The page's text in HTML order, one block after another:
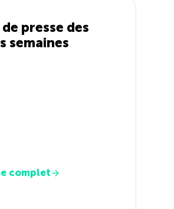
presse des
semaines
complet